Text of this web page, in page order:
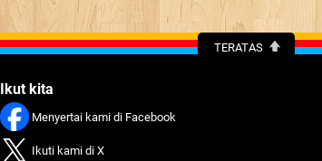
TERATAS
Ikut kita
Menyertai kami di Facebook
Ikuti kami di X